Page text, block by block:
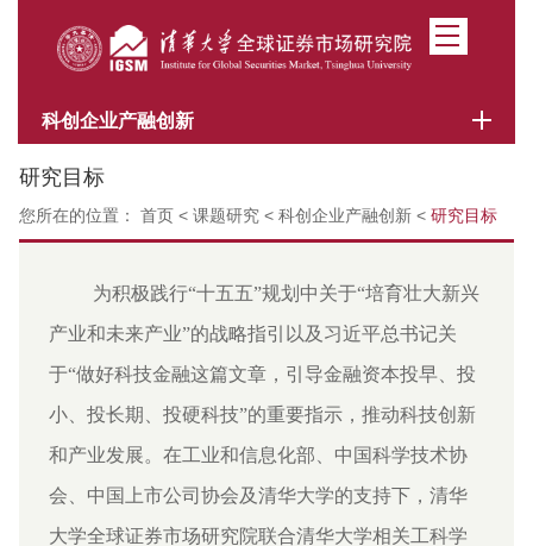
科创企业产融创新
研究目标
您所在的位置： 首页 < 课题研究 < 科创企业产融创新 < 研究目标
为积极践行“十五五”规划中关于“培育壮大新兴
产业和未来产业”的战略指引以及习近平总书记关
于“做好科技金融这篇文章，引导金融资本投早、投
小、投长期、投硬科技”的重要指示，推动科技创新
和产业发展。在工业和信息化部、中国科学技术协
会、中国上市公司协会及清华大学的支持下，清华
大学全球证券市场研究院联合清华大学相关工科学